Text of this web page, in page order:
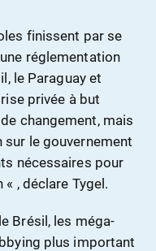
finissent par se
réglementation
le Paraguay et
privée à but
changement, mais
le gouvernement
nécessaires pour
, déclare Tygel.
Brésil, les méga-
plus important